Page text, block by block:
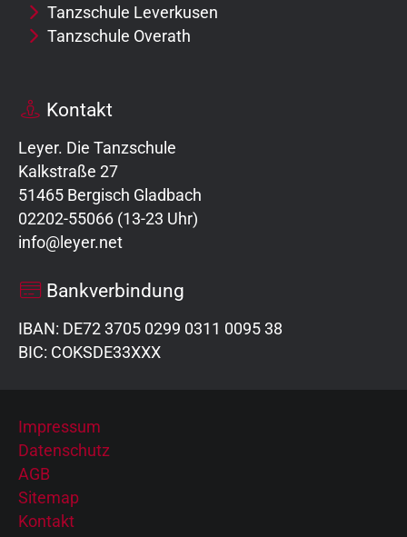
Tanzschule Leverkusen
Tanzschule Overath
Kontakt
Leyer. Die Tanzschule
Kalkstraße 27
51465 Bergisch Gladbach
02202-55066 (13-23 Uhr)
info@leyer.net
Bankverbindung
IBAN: DE72 3705 0299 0311 0095 38
BIC: COKSDE33XXX
Impressum
Datenschutz
AGB
Sitemap
Kontakt